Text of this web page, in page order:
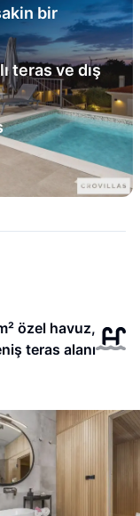
bir
teras ve dış
özel havuz,
teras alanı